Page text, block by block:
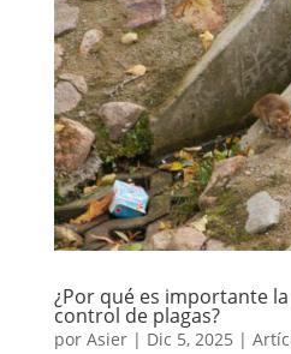
¿Por qué es importante
control de plagas?
por Asier| Dic 5, 2025 |